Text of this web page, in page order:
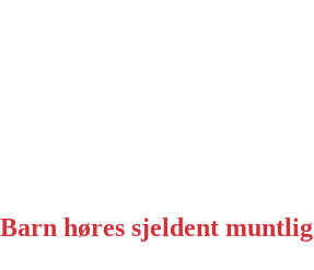
Barn høres sjeldent muntlig